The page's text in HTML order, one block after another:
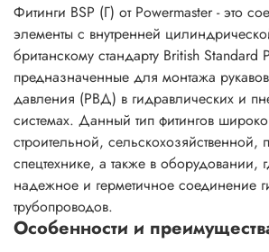
Фитинги BSP (Г) от Powermaster - это
элементы с внутренней
британскому стандарту British Standard
предназначенные для монтажа
давления (РВД) в гидравлических и
системах. Данный тип фитингов
строительной,
спецтехнике, а также в оборудовании,
надежное и герметичное соединение
трубопроводов.
Особенности и